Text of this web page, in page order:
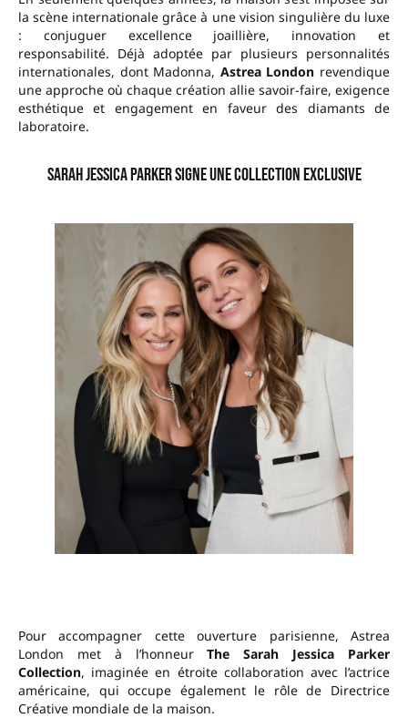
la scène internationale grâce à une vision singulière du luxe
: conjuguer excellence joaillière, innovation et
responsabilité. Déjà adoptée par plusieurs personnalités
internationales, dont Madonna, Astrea London revendique
une approche où chaque création allie savoir-faire, exigence
esthétique et engagement en faveur des diamants de
laboratoire.
Sarah Jessica Parker signe une collection exclusive
Pour accompagner cette ouverture parisienne, Astrea
London met à l’honneurThe Sarah Jessica Parker
Collection, imaginée en étroite collaboration avec l’actrice
américaine, qui occupe également le rôle de Directrice
Créative mondiale de la maison.